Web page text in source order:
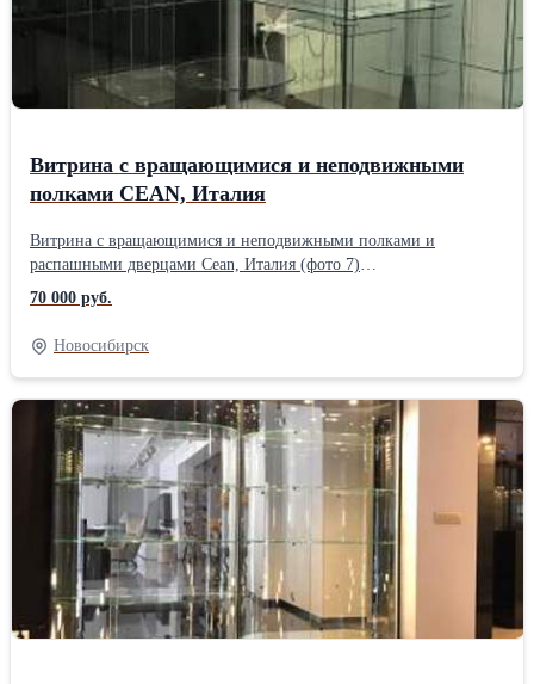
Витрина с вращающимися и неподвижными
полками CEAN, Италия
Витрина с вращающимися и неподвижными полками и
распашными дверцами Cean, Италия (фото 7)
Габариты:150x50xh200 Основание и топ: Внутренняя часть
основания: Подсветка: 4 светодиодных лампочки Количество
полок: 4/5 Расстояние м/у полками: Количество напольных
колесиков: Дверца с замком Вес: 210 кг Количество в наличии:
2 шт. Cтоимость указана одной витрины.
70 000 руб.
Новосибирск